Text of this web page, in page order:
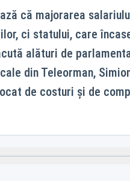
că majorarea
ci statului, care
alături de
din Teleorman,
de costuri și de